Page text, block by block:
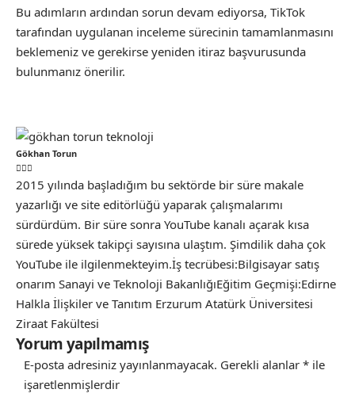
Bu adımların ardından sorun devam ediyorsa, TikTok
tarafından uygulanan inceleme sürecinin tamamlanmasını
beklemeniz ve gerekirse yeniden itiraz başvurusunda
bulunmanız önerilir.
Gökhan Torun
2015 yılında başladığım bu sektörde bir süre makale
yazarlığı ve site editörlüğü yaparak çalışmalarımı
sürdürdüm. Bir süre sonra YouTube kanalı açarak kısa
sürede yüksek takipçi sayısına ulaştım. Şimdilik daha çok
YouTube ile ilgilenmekteyim.İş tecrübesi:Bilgisayar satış
onarım Sanayi ve Teknoloji BakanlığıEğitim Geçmişi:Edirne
Halkla İlişkiler ve Tanıtım Erzurum Atatürk Üniversitesi
Ziraat Fakültesi
Yorum yapılmamış
E-posta adresiniz yayınlanmayacak. Gerekli alanlar * ile
işaretlenmişlerdir